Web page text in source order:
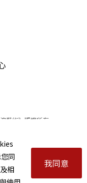
的例子吧，以前
亢愈好，要讓最
歷史，這習慣是
大外台唱戲所
須用力，談不上
，觀眾都聽得
修好？」
，還是叫
從小到大給教育
藝術》版權所有
Reserved
辦單位公告為準。
著作權聲明
同
相
我同意